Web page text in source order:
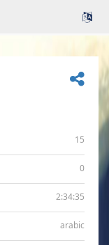
15
0
2:34:35
arabic